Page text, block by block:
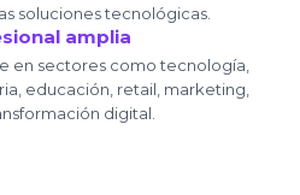
soluciones tecnológicas.
amplia
en sectores como tecnología,
educación, retail, marketing,
digital.